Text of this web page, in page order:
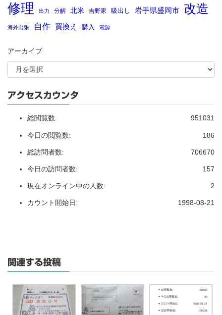
修理 出力 分解 北米 吉野家 吸出し 岩手県盛岡市 改造
海外出張 自作 買換え 購入 電源
アーカイブ
アクセスカウンタ
951031
総閲覧数:
186
今日の閲覧数:
706670
総訪問者数:
157
今日の訪問者数:
2
現在オンライン中の人数:
1998-08-21
カウント開始日:
関連する投稿